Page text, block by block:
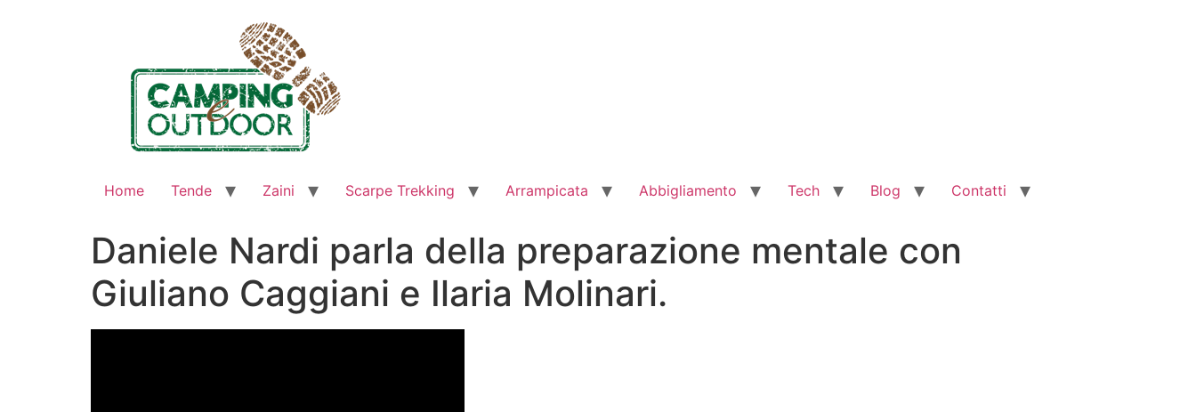
Home Tende Zaini Scarpe Trekking Arrampicata Abbigliamento Tech Blog Contatti
Daniele Nardi parla della preparazione mentale con
Giuliano Caggiani e Ilaria Molinari.